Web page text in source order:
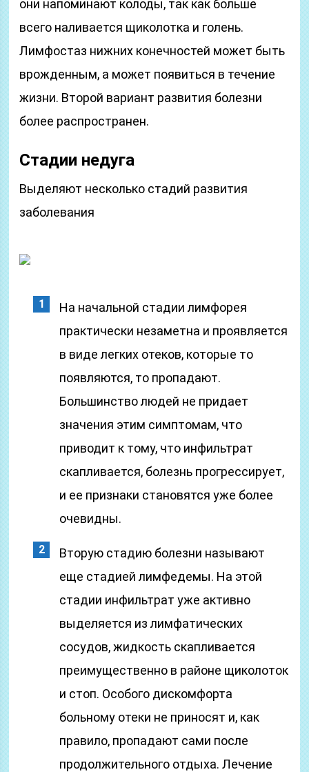
они напоминают колоды, так как больше
всего наливается щиколотка и голень.
Лимфостаз нижних конечностей может быть
врожденным, а может появиться в течение
жизни. Второй вариант развития болезни
более распространен.
Стадии недуга
Выделяют несколько стадий развития
заболевания
На начальной стадии лимфорея
практически незаметна и проявляется
в виде легких отеков, которые то
появляются, то пропадают.
Большинство людей не придает
значения этим симптомам, что
приводит к тому, что инфильтрат
скапливается, болезнь прогрессирует,
и ее признаки становятся уже более
очевидны.
Вторую стадию болезни называют
еще стадией лимфедемы. На этой
стадии инфильтрат уже активно
выделяется из лимфатических
сосудов, жидкость скапливается
преимущественно в районе щиколоток
и стоп. Особого дискомфорта
больному отеки не приносят и, как
правило, пропадают сами после
продолжительного отдыха. Лечение